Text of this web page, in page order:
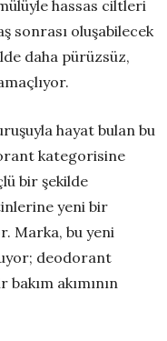
hassas ciltleri
sonrası oluşabilecek
daha pürüzsüz,
hayat bulan bu
kategorisine
bir şekilde
yeni bir
Marka, bu yeni
deodorant
akımının